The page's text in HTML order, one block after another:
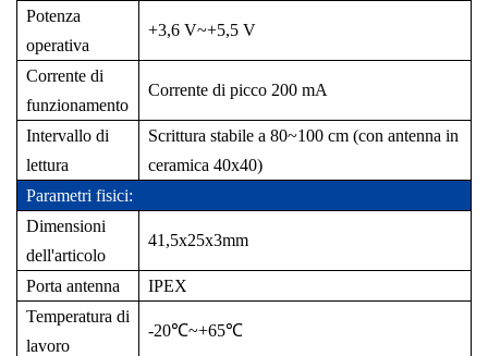
Potenza
operativa
+3,6 V~+5,5 V
Corrente di
funzionamento
Corrente di picco 200 mA
Intervallo di
lettura
Scrittura stabile a 80~100 cm (con antenna in
ceramica 40x40)
Parametri fisici:
Dimensioni
dell'articolo
41,5x25x3mm
Porta antenna
IPEX
Temperatura di
lavoro
-20℃~+65℃